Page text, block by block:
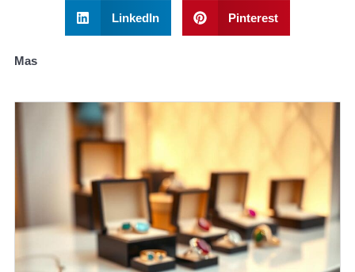
LinkedIn Pinterest
Mas